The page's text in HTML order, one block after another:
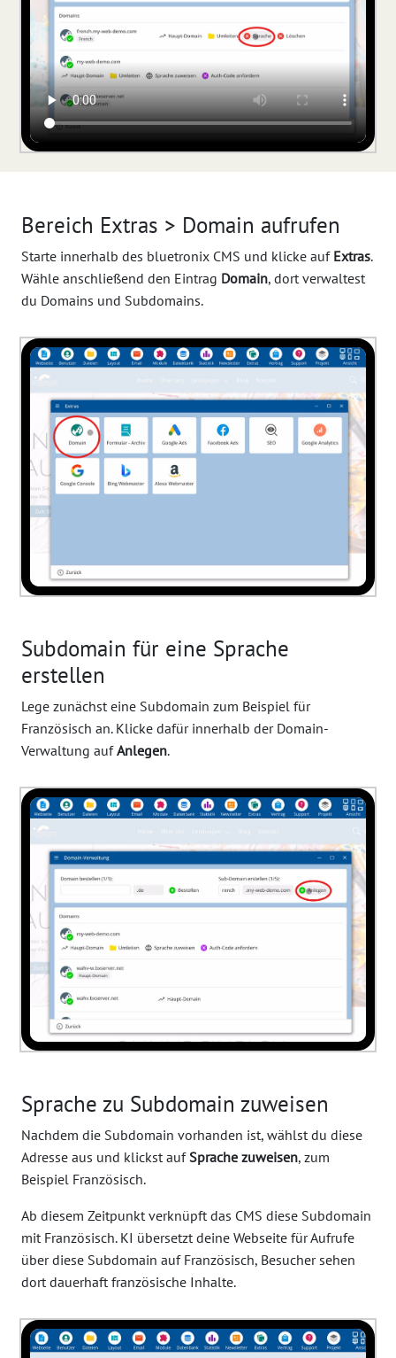
Bereich Extras > Domain aufrufen
Starte innerhalb des bluetronix CMS und klicke auf Extras.
Wähle anschließend den Eintrag Domain, dort verwaltest
du Domains und Subdomains.
Subdomain für eine Sprache
erstellen
Lege zunächst eine Subdomain zum Beispiel für
Französisch an. Klicke dafür innerhalb der Domain-
Verwaltung aufAnlegen.
Sprache zu Subdomain zuweisen
Nachdem die Subdomain vorhanden ist, wählst du diese
Adresse aus und klickst aufSprache zuweisen, zum
Beispiel Französisch.
Ab diesem Zeitpunkt verknüpft das CMS diese Subdomain
mit Französisch. KI übersetzt deine Webseite für Aufrufe
über diese Subdomain auf Französisch, Besucher sehen
dort dauerhaft französische Inhalte.